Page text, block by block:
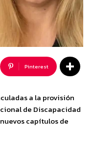
Pinterest
a la provisión
de Discapacidad
capítulos de